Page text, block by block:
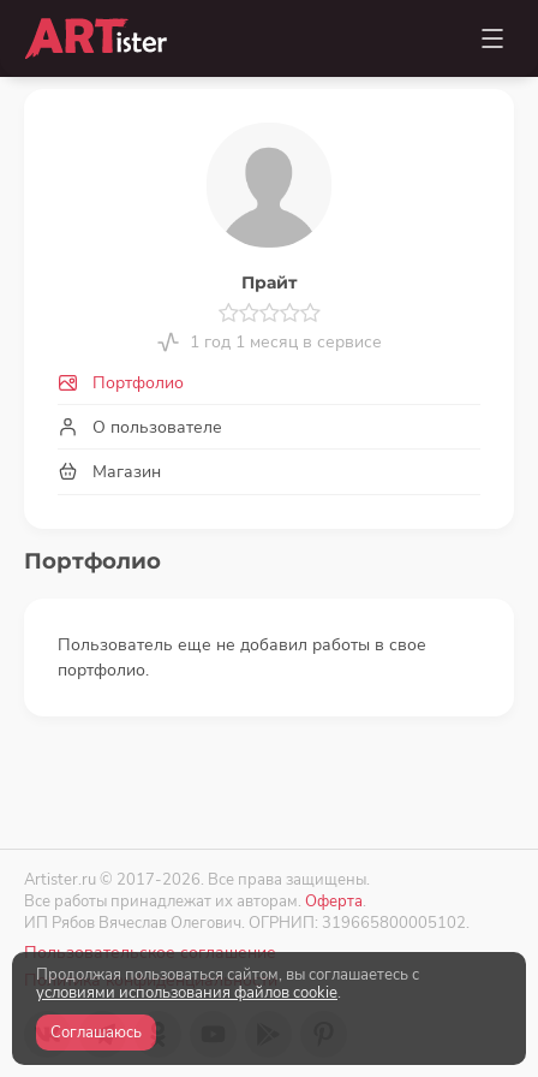
Прайт
1 год 1 месяц в сервисе
Портфолио
О пользователе
Магазин
Портфолио
Пользователь еще не добавил работы в свое
портфолио.
Artister.ru © 2017-2026. Все права защищены.
Все работы принадлежат их авторам. Оферта.
ИП Рябов Вячеслав Олегович. ОГРНИП: 319665800005102.
Пользовательское соглашение
Политика конфиденциальности
Продолжая пользоваться сайтом, вы соглашаетесь с
условиями использования файлов cookie.
Соглашаюсь